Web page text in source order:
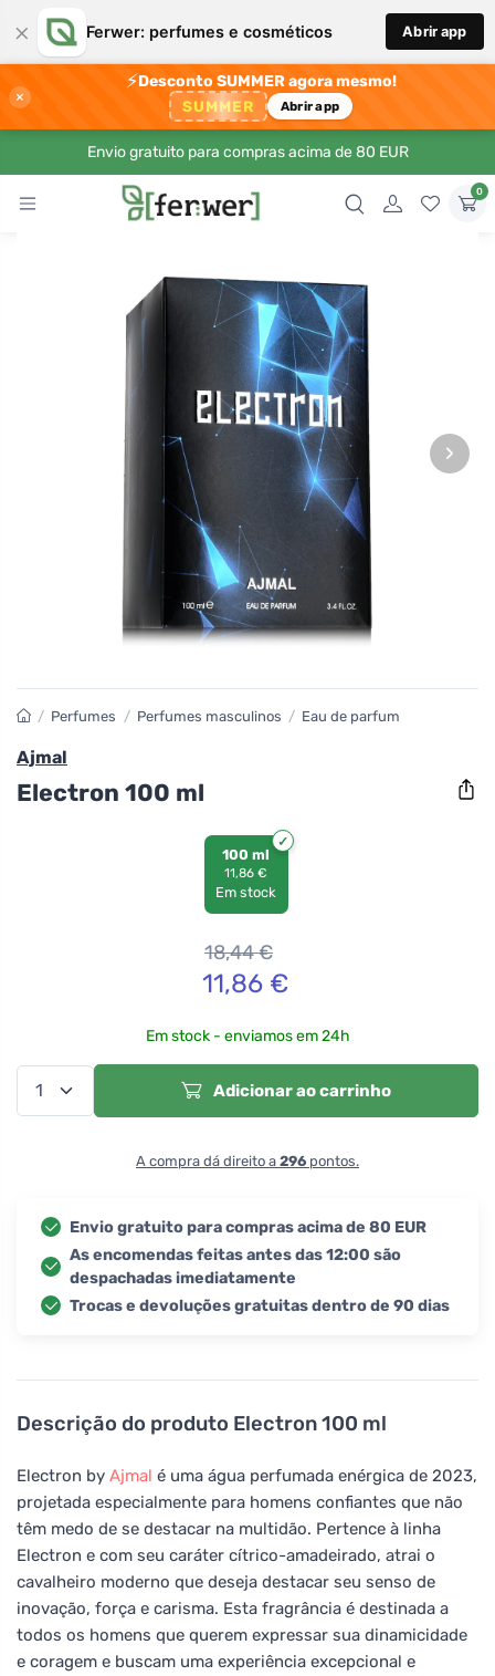
× Ferwer: perfumes e cosméticos Abrir app
×
⚡Desconto SUMMER agora mesmo!
SUMMER Abrir app
Envio gratuito para compras acima de 80 EUR
0
›
Descrição do produto Electron 100 ml
Electron by Ajmal é uma água perfumada enérgica de 2023,
projetada especialmente para homens confiantes que não
têm medo de se destacar na multidão. Pertence à linha
Electron e com seu caráter cítrico-amadeirado, atrai o
cavalheiro moderno que deseja destacar seu senso de
inovação, força e carisma. Esta fragrância é destinada a
todos os homens que querem expressar sua dinamicidade
e coragem e buscam uma experiência excepcional e
/ Perfumes / Perfumes masculinos / Eau de parfum
Ajmal
Electron 100 ml
100 ml
11,86 €
Em stock
18,44€
11,86 €
Em stock - enviamos em 24h
Adicionar ao carrinho
A compra dá direito a 296 pontos.
Envio gratuito para compras acima de 80 EUR
As encomendas feitas antes das 12:00 são
despachadas imediatamente
Trocas e devoluções gratuitas dentro de 90 dias